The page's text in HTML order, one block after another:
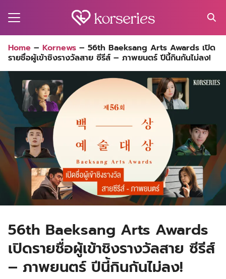
for:
Home – Kornews – 56th Baeksang Arts Awards เปิด
รายชื่อผู้เข้าชิงรางวัลสาย ซีรีส์ – ภาพยนตร์ ปีนี้กินกันไม่ลง!
56th Baeksang Arts Awards
เปิดรายชื่อผู้เข้าชิงรางวัลสาย ซีรีส์
– ภาพยนตร์ ปีนี้กินกันไม่ลง!